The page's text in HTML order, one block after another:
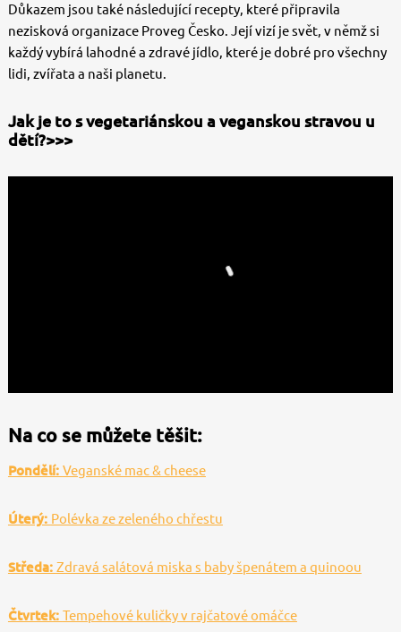
Důkazem jsou také následující recepty, které připravila
nezisková organizace Proveg Česko. Její vizí je svět, v němž si
každý vybírá lahodné a zdravé jídlo, které je dobré pro všechny
lidi, zvířata a naši planetu.
Jak je to s vegetariánskou a veganskou stravou u
dětí?>>>
Na co se můžete těšit:
Pondělí: Veganské mac & cheese
Úterý: Polévka ze zeleného chřestu
Středa: Zdravá salátová miska s baby špenátem a quinoou
Čtvrtek: Tempehové kuličky v rajčatové omáčce